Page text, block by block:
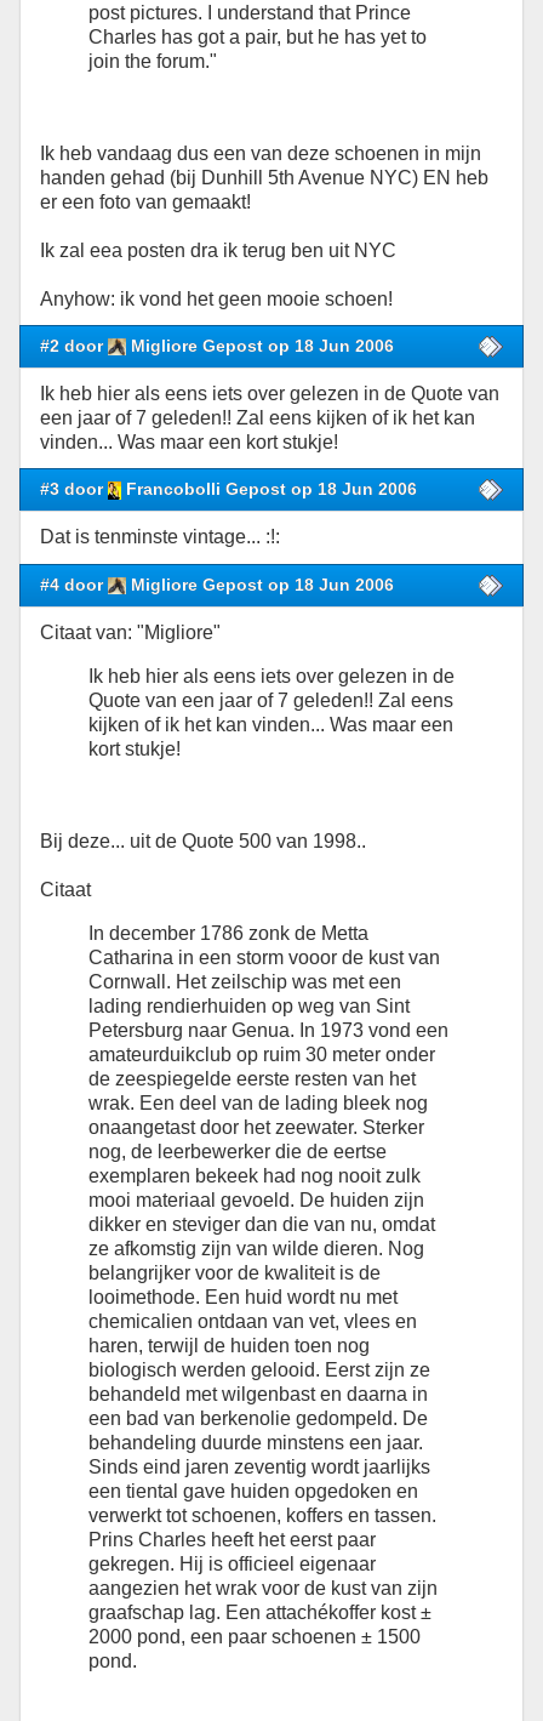
post pictures. I understand that Prince
Charles has got a pair, but he has yet to
join the forum."
Ik heb vandaag dus een van deze schoenen in mijn
handen gehad (bij Dunhill 5th Avenue NYC) EN heb
er een foto van gemaakt!
Ik zal eea posten dra ik terug ben uit NYC
Anyhow: ik vond het geen mooie schoen!
#2 door Migliore Gepost op 18 Jun 2006
Ik heb hier als eens iets over gelezen in de Quote van
een jaar of 7 geleden!! Zal eens kijken of ik het kan
vinden... Was maar een kort stukje!
#3 door Francobolli Gepost op 18 Jun 2006
Dat is tenminste vintage... :!:
#4 door Migliore Gepost op 18 Jun 2006
Citaat van: "Migliore"
Ik heb hier als eens iets over gelezen in de
Quote van een jaar of 7 geleden!! Zal eens
kijken of ik het kan vinden... Was maar een
kort stukje!
Bij deze... uit de Quote 500 van 1998..
Citaat
In december 1786 zonk de Metta
Catharina in een storm vooor de kust van
Cornwall. Het zeilschip was met een
lading rendierhuiden op weg van Sint
Petersburg naar Genua. In 1973 vond een
amateurduikclub op ruim 30 meter onder
de zeespiegelde eerste resten van het
wrak. Een deel van de lading bleek nog
onaangetast door het zeewater. Sterker
nog, de leerbewerker die de eertse
exemplaren bekeek had nog nooit zulk
mooi materiaal gevoeld. De huiden zijn
dikker en steviger dan die van nu, omdat
ze afkomstig zijn van wilde dieren. Nog
belangrijker voor de kwaliteit is de
looimethode. Een huid wordt nu met
chemicalien ontdaan van vet, vlees en
haren, terwijl de huiden toen nog
biologisch werden gelooid. Eerst zijn ze
behandeld met wilgenbast en daarna in
een bad van berkenolie gedompeld. De
behandeling duurde minstens een jaar.
Sinds eind jaren zeventig wordt jaarlijks
een tiental gave huiden opgedoken en
verwerkt tot schoenen, koffers en tassen.
Prins Charles heeft het eerst paar
gekregen. Hij is officieel eigenaar
aangezien het wrak voor de kust van zijn
graafschap lag. Een attachékoffer kost ±
2000 pond, een paar schoenen ± 1500
pond.